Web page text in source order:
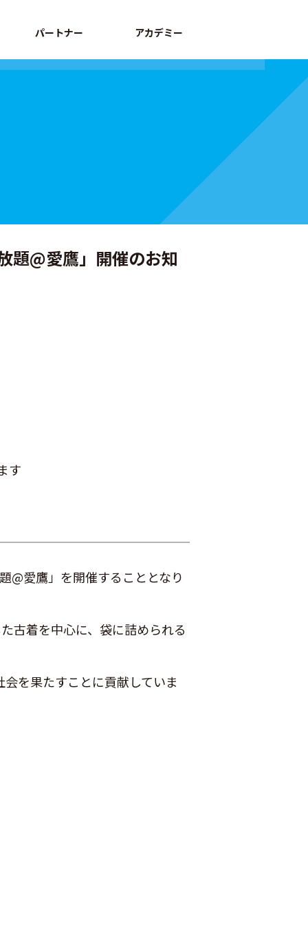
パートナー アカデミー
題@愛鷹」開催のお知
す
@愛鷹」を開催することとなり
古着を中心に、袋に詰められる
を果たすことに貢献していま